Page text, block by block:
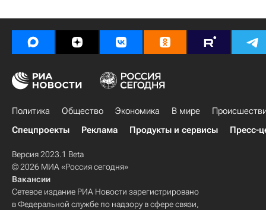
Политика Общество Экономика В мире
Спецпроекты
Реклама Продукты и сервисы Пресс-
Версия 2023.1 Beta
© 2026 МИА «Россия сегодня»
Вакансии
Сетевое издание РИА Новости зарегистрировано
в Федеральной службе по надзору в сфере связи,